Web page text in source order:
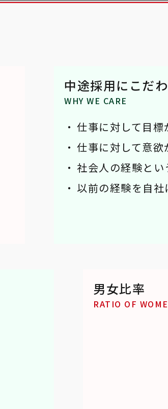
中途採用にこだ
WHY WE CARE
仕事に対して目標
仕事に対して意欲
社会人の経験と
以前の経験を自
男女比率
RATIO OF